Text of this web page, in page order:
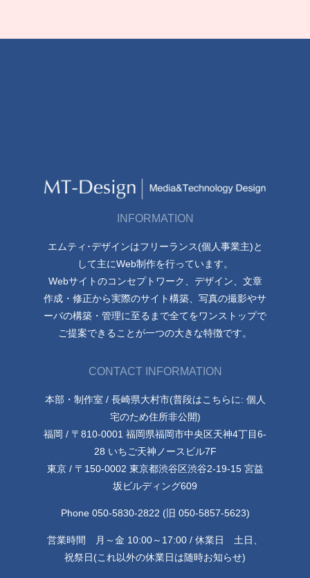
INFORMATION
エムティ･デザインはフリーランス(個人事業主)と
して主にWeb制作を行っています。
Webサイトのコンセプトワーク、デザイン、文章
作成・修正から実際のサイト構築、写真の撮影やサ
ーバの構築・管理に至るまで全てをワンストップで
ご提案できることが一つの大きな特徴です。
CONTACT INFORMATION
本部・制作室 / 長崎県大村市(普段はこちらに: 個人
宅のため住所非公開)
福岡 / 〒810-0001 福岡県福岡市中央区天神4丁目6-
28 いちご天神ノースビル7F
東京 / 〒150-0002 東京都渋谷区渋谷2-19-15 宮益
坂ビルディング609
Phone 050-5830-2822 (旧 050-5857-5623)
営業時間 月～金 10:00～17:00 / 休業日 土日、
祝祭日(これ以外の休業日は随時お知らせ)